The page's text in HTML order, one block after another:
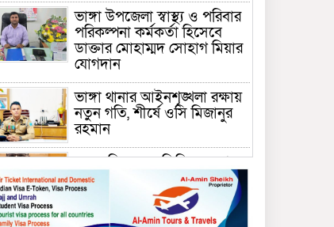
ভাঙ্গা উপজেলা স্বাস্থ্য ও পরিবার
পরিকল্পনা কর্মকর্তা হিসেবে
ডাক্তার মোহাম্মদ সোহাগ মিয়ার
যোগদান
ভাঙ্গা থানার আইনশৃঙ্খলা রক্ষায়
নতুন গতি, শীর্ষে ওসি মিজানুর
রহমান
ময়মনসিংহের অতিরিক্ত জেলা
প্রশাসক (রাজস্ব) আজিম উদ্দিন
ভূমি মন্ত্রণালয়ে পদায়ন